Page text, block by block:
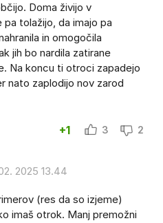
Doma živijo v
tolažijo, da imajo pa
in omogočila
jih bo nardila zatirane
Na koncu ti otroci zapadejo
nato zaplodijo nov zarod
+1 3 2
2025 13.44
(res da so izjeme)
imaš otrok. Manj premožni